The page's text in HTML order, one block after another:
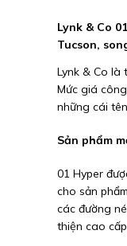
Lynk & Co
Tucson,
Lynk & Co là
Mức giá
những cái
Sản phẩm
01 Hyper
cho sản
các đường
thiện cao